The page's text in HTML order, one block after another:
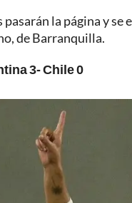
la página y
de Barranquilla.
3- Chile 0